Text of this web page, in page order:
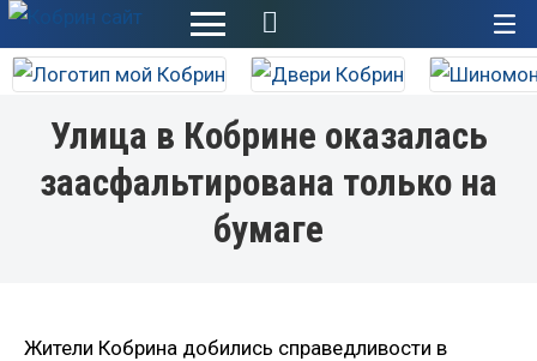
Улица в Кобрине оказалась
заасфальтирована только на
бумаге
Жители Кобрина добились справедливости в